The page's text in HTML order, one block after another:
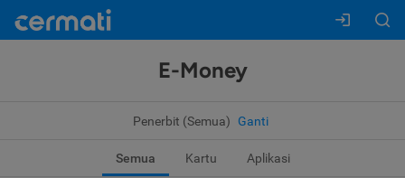
E-Money
Penerbit (Semua) Ganti
Semua Kartu Aplikasi